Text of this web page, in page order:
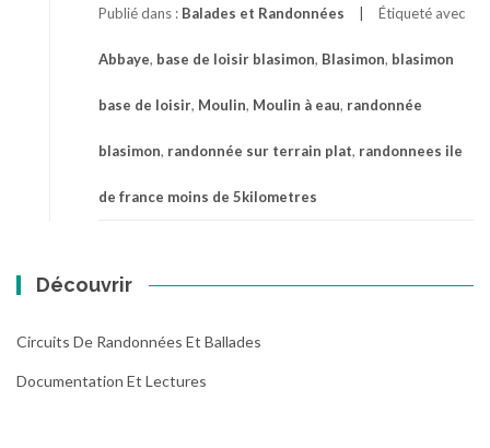
Publié dans : Balades et Randonnées Étiqueté avec
Abbaye, base de loisir blasimon, Blasimon, blasimon
base de loisir, Moulin, Moulin à eau, randonnée
blasimon, randonnée sur terrain plat, randonnees ile
de france moins de 5kilometres
Découvrir
Circuits De Randonnées Et Ballades
Documentation Et Lectures